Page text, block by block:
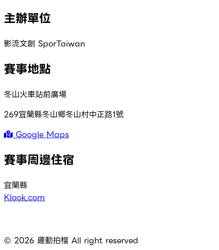
主辦單位
影流文創 SporTaiwan
賽事地點
冬山火車站前廣場
269宜蘭縣冬山鄉冬山村中正路1號
Google Maps
賽事周邊住宿
宜蘭縣
Klook.com
© 2026 運動拍檔 All right reserved